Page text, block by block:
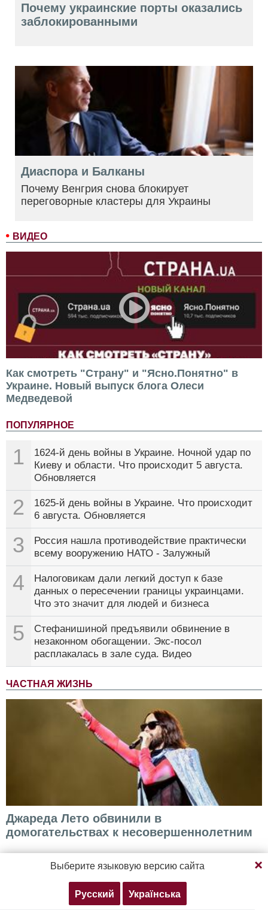
ВИДЕО
Как смотреть "Страну" и "Ясно.Понятно" в
Украине. Новый выпуск блога Олеси
Медведевой
ПОПУЛЯРНОЕ
1
1624-й день войны в Украине. Ночной удар по
Киеву и области. Что происходит 5 августа.
Обновляется
2
1625-й день войны в Украине. Что происходит
6 августа. Обновляется
3
Россия нашла противодействие практически
всему вооружению НАТО - Залужный
4
Налоговикам дали легкий доступ к базе
данных о пересечении границы украинцами.
Что это значит для людей и бизнеса
5
Стефанишиной предъявили обвинение в
незаконном обогащении. Экс-посол
расплакалась в зале суда. Видео
ЧАСТНАЯ ЖИЗНЬ
Джареда Лето обвинили в
домогательствах к несовершеннолетним
Почему украинские порты оказались
заблокированными
Диаспора и Балканы
Почему Венгрия снова блокирует
переговорные кластеры для Украины
Продолжая просмотр, вы соглашаетесь с нашей
политикой конфиденциальности
Согласен Подробнее
Выберите языковую версию сайта
Русский Українська